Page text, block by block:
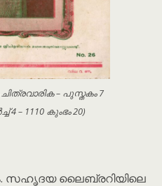
– പുസ്തകം 7
4 – 1110 കുംഭം 20)
സഹൃദയ ലൈബ്രറിയിലെ